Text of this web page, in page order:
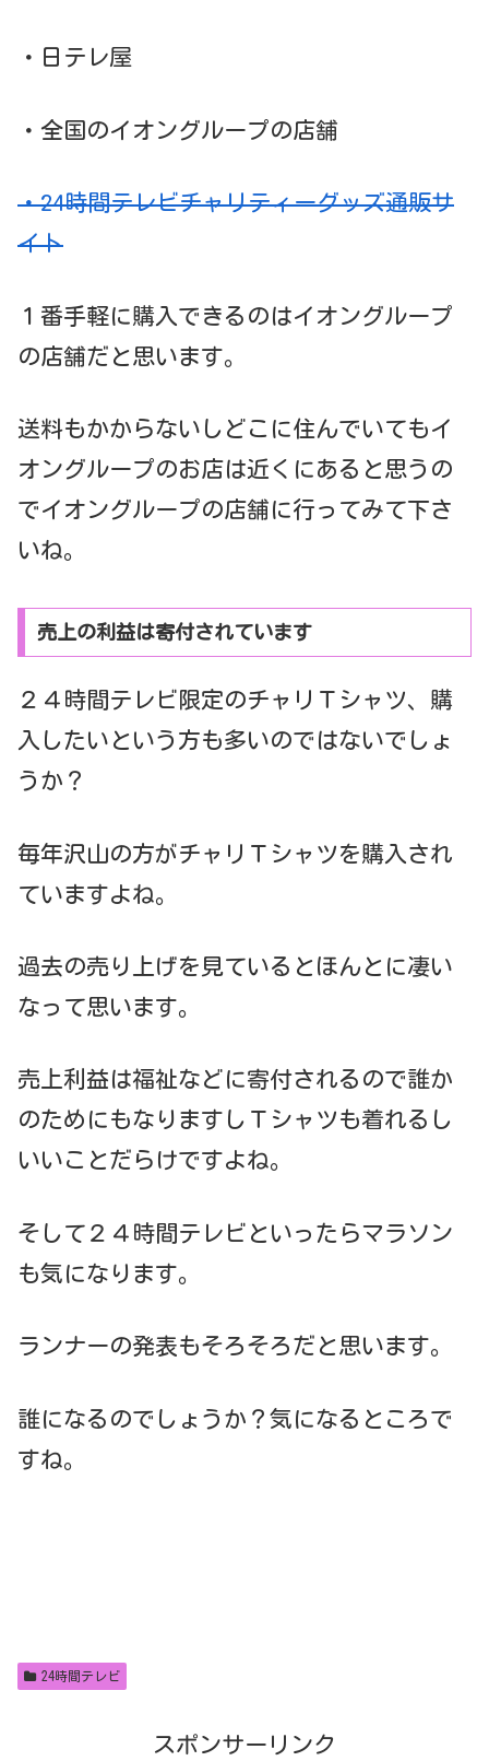
・日テレ屋
・全国のイオングループの店舗
・24時間テレビチャリティーグッズ通販サ
イト
１番手軽に購入できるのはイオングループ
の店舗だと思います。
送料もかからないしどこに住んでいてもイ
オングループのお店は近くにあると思うの
でイオングループの店舗に行ってみて下さ
いね。
売上の利益は寄付されています
２４時間テレビ限定のチャリＴシャツ、購
入したいという方も多いのではないでしょ
うか？
毎年沢山の方がチャリＴシャツを購入され
ていますよね。
過去の売り上げを見ているとほんとに凄い
なって思います。
売上利益は福祉などに寄付されるので誰か
のためにもなりますしＴシャツも着れるし
いいことだらけですよね。
そして２４時間テレビといったらマラソン
も気になります。
ランナーの発表もそろそろだと思います。
誰になるのでしょうか？気になるところで
すね。
24時間テレビ
スポンサーリンク